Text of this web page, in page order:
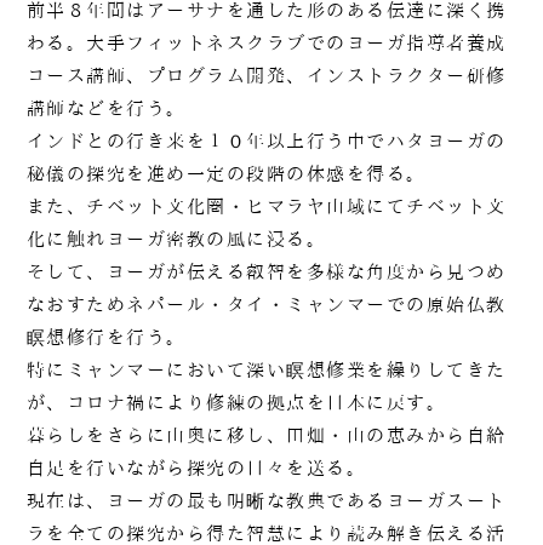
前半８年間はアーサナを通した形のある伝達に深く携
わる。大手フィットネスクラブでのヨーガ指導者養成
コース講師、プログラム開発、インストラクター研修
講師などを行う。
インドとの行き来を１０年以上行う中でハタヨーガの
秘儀の探究を進め一定の段階の体感を得る。
また、チベット文化圏・ヒマラヤ山域にてチベット文
化に触れヨーガ密教の風に浸る。
そして、ヨーガが伝える叡智を多様な角度から見つめ
なおすためネパール・タイ・ミャンマーでの原始仏教
瞑想修行を行う。
特にミャンマーにおいて深い瞑想修業を繰りしてきた
が、コロナ禍により修練の拠点を日本に戻す。
暮らしをさらに山奥に移し、田畑・山の恵みから自給
自足を行いながら探究の日々を送る。
現在は、ヨーガの最も明晰な教典であるヨーガスート
ラを全ての探究から得た智慧により読み解き伝える活